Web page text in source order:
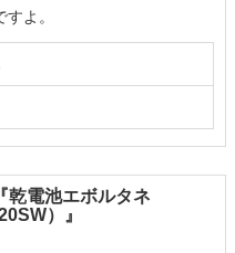
よ。
乾電池エボルタネ
）』